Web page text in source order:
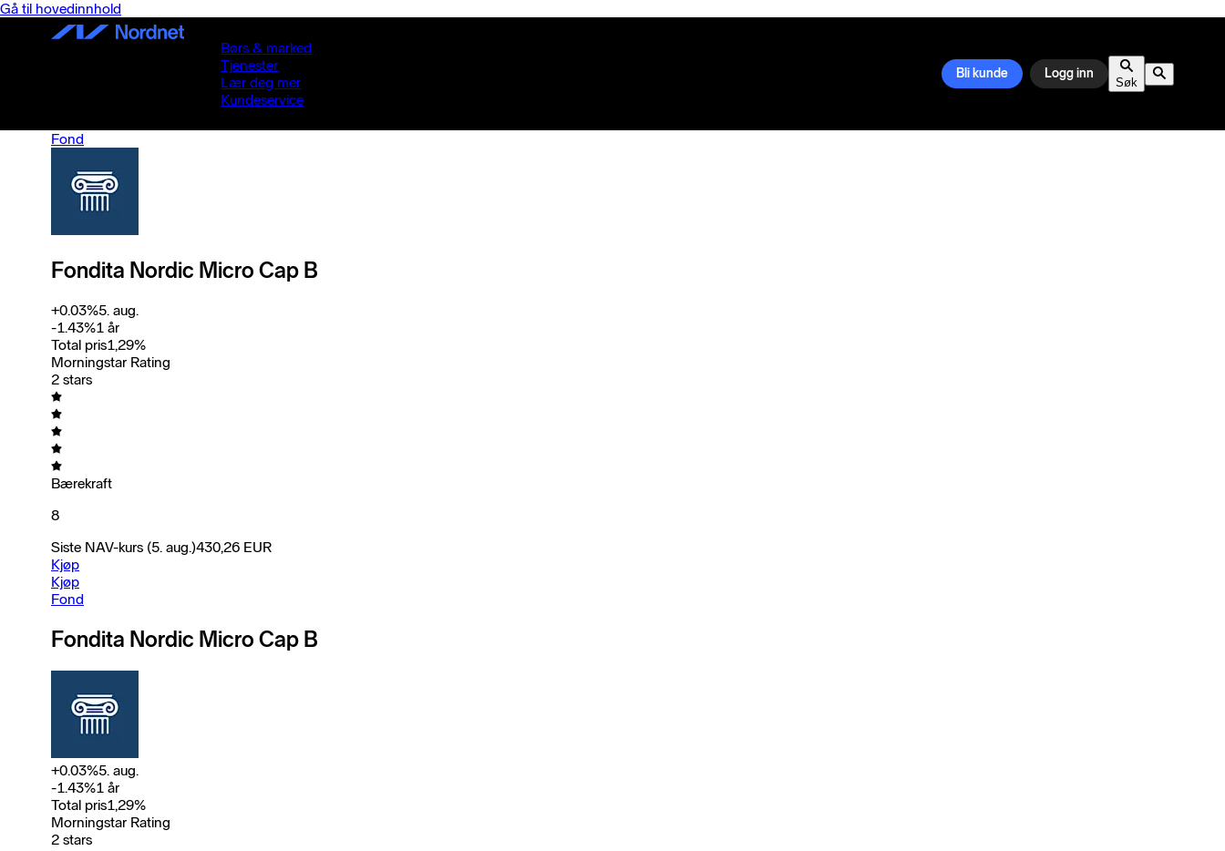
Gå til hovedinnhold
Børs & marked
Tjenester
Lær deg mer
Kundeservice
Bli kunde Logg inn
Søk
Fond
Fondita Nordic Micro Cap B
+0.03%5. aug.
-1.43%1 år
Total pris1,29%
Morningstar Rating
2 stars
Bærekraft
8
Siste NAV-kurs (5. aug.)430,26 EUR
Kjøp
Kjøp
Fond
Fondita Nordic Micro Cap B
+0.03%5. aug.
-1.43%1 år
Total pris1,29%
Morningstar Rating
2 stars